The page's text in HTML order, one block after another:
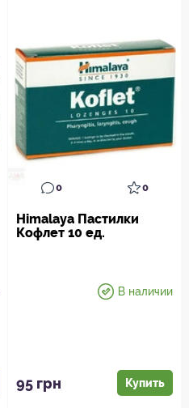
0 0
Himalaya Пастилки
Кофлет 10 ед.
В наличии
95 грн Купить